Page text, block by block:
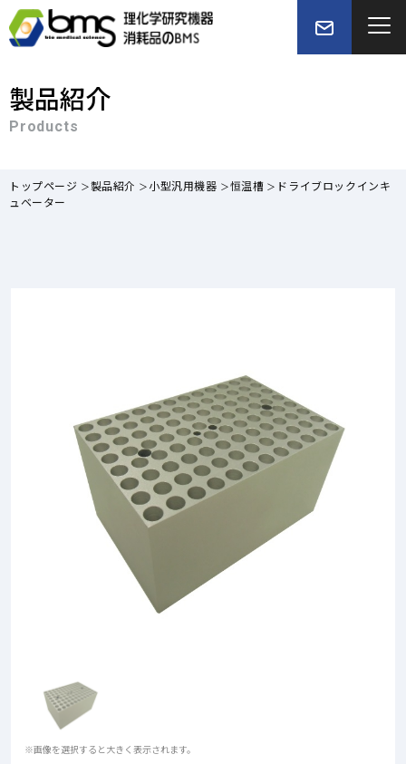
製品紹介
Products
トップページ 製品紹介 小型汎用機器 恒温槽
ドライブロックインキ
ュベーター
※画像を選択すると大きく表示されます。